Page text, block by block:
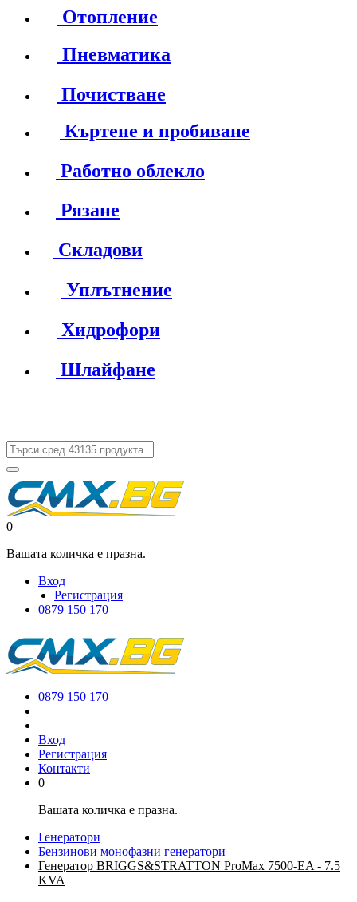
Отопление
Пневматика
Почистване
Къртене и пробиване
Работно облекло
Рязане
Складови
Уплътнение
Хидрофори
Шлайфане
0
Вашата количка е празна.
Вход
Регистрация
0879 150 170
0879 150 170
Вход
Регистрация
Контакти
0
Вашата количка е празна.
Генератори
Бензинови монофазни генератори
Генератор BRIGGS&STRATTON ProMax 7500-EA - 7.5
KVA